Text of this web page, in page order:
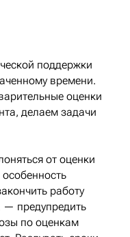
поддержки
времени.
оценки
делаем задачи
от оценки
работу
— предупредить
по оценкам